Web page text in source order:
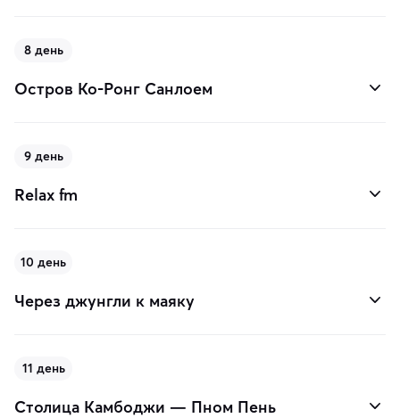
8 день
Остров Ко-Ронг Санлоем
9 день
Relax fm
10 день
Через джунгли к маяку
11 день
Столица Камбоджи — Пном Пень